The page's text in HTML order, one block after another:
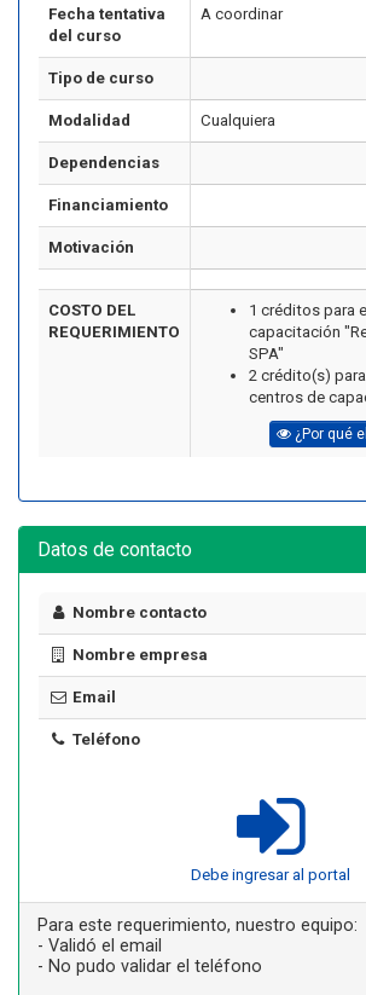
Fecha tentativa
del curso
A coordinar
Tipo de curso
Modalidad Cualquiera
Dependencias
Financiamiento
Motivación
COSTO DEL
REQUERIMIENTO
1 créditos para
capacitación
SPA"
2 crédito(s)
centros de
¿Por qué
Datos de contacto
Nombre contacto
Nombre empresa
Email
Teléfono
Debe ingresar al portal
Para este requerimiento, nuestro equipo:
- Validó el email
- No pudo validar el teléfono